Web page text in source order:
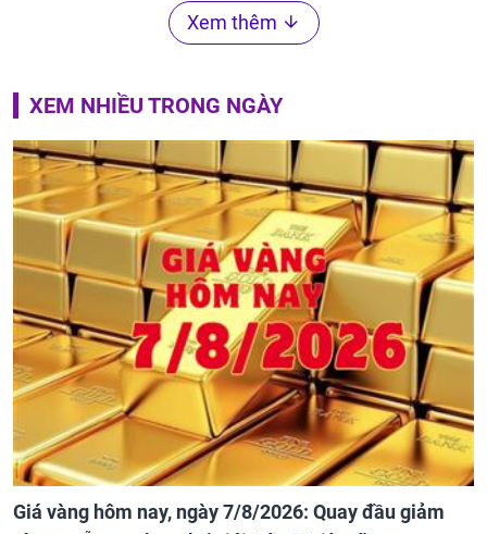
Xem thêm
XEM NHIỀU TRONG NGÀY
Giá vàng hôm nay, ngày 7/8/2026: Quay đầu giảm